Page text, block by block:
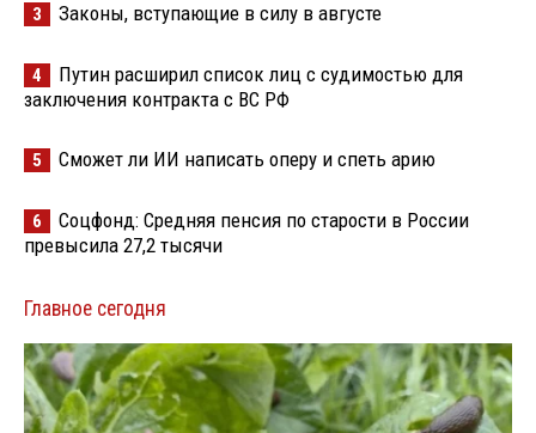
3 Законы, вступающие в силу в августе
4
Путин расширил список лиц с судимостью для
заключения контракта с ВС РФ
5 Сможет ли ИИ написать оперу и спеть арию
6
Соцфонд: Средняя пенсия по старости в России
превысила 27,2 тысячи
Главное сегодня